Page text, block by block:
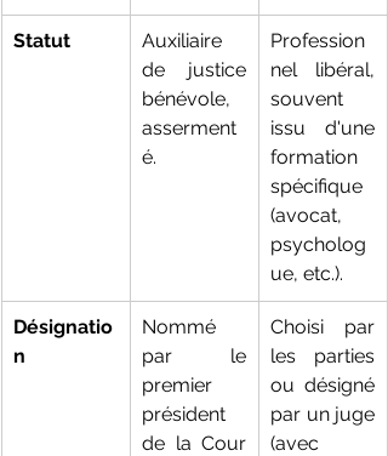
Statut
Auxiliaire
de justice
bénévole,
asserment
é.
Profession
nel libéral,
souvent
issu d'une
formation
spécifique
(avocat,
psycholog
ue, etc.).
Désignatio
n
Nommé
par le
premier
président
de la Cour
Choisi par
les parties
ou désigné
par un juge
(avec